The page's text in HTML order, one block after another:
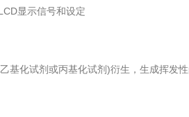
显示信号和设定
化试剂或丙基化试剂)衍生，生成挥发